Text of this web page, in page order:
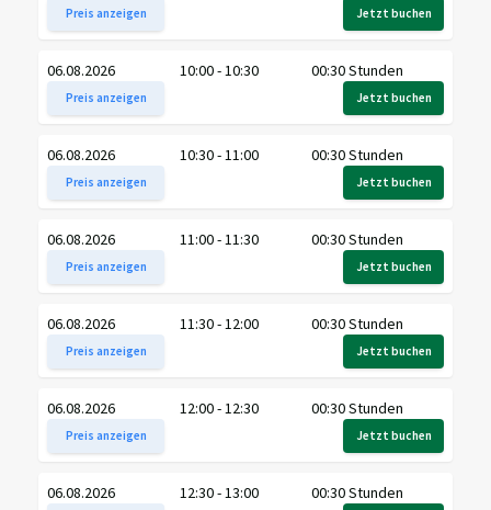
Preis anzeigen Jetzt buchen
06.08.2026 10:00 - 10:30 00:30 Stunden
Preis anzeigen Jetzt buchen
06.08.2026 10:30 - 11:00 00:30 Stunden
Preis anzeigen Jetzt buchen
06.08.2026 11:00 - 11:30 00:30 Stunden
Preis anzeigen Jetzt buchen
06.08.2026 11:30 - 12:00 00:30 Stunden
Preis anzeigen Jetzt buchen
06.08.2026 12:00 - 12:30 00:30 Stunden
Preis anzeigen Jetzt buchen
06.08.2026 12:30 - 13:00 00:30 Stunden